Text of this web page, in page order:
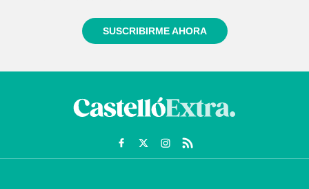
SUSCRIBIRME AHORA